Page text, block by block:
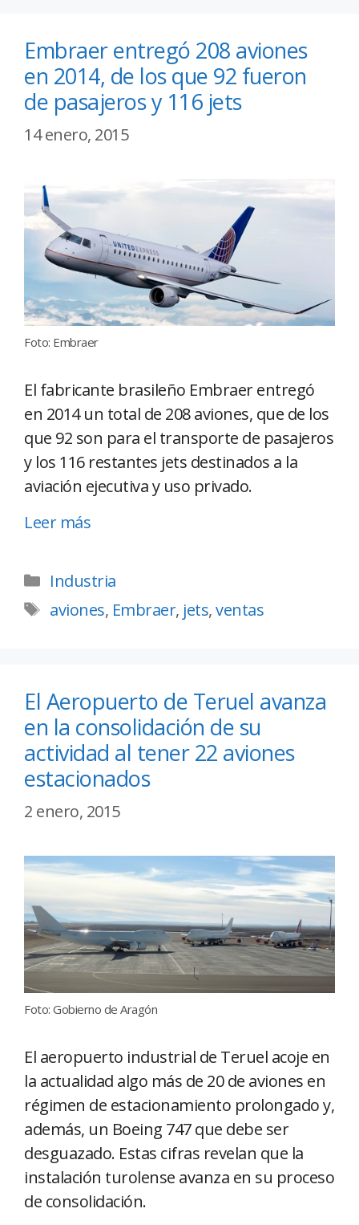
Embraer entregó 208 aviones
en 2014, de los que 92 fueron
de pasajeros y 116 jets
14 enero, 2015
Foto: Embraer
El fabricante brasileño Embraer entregó
en 2014 un total de 208 aviones, que de los
que 92 son para el transporte de pasajeros
y los 116 restantes jets destinados a la
aviación ejecutiva y uso privado.
Leer más
Industria
aviones, Embraer, jets,ventas
El Aeropuerto de Teruel avanza
en la consolidación de su
actividad al tener 22 aviones
estacionados
2 enero, 2015
Foto: Gobierno de Aragón
El aeropuerto industrial de Teruel acoje en
la actualidad algo más de 20 de aviones en
régimen de estacionamiento prolongado y,
además, un Boeing 747 que debe ser
desguazado. Estas cifras revelan que la
instalación turolense avanza en su proceso
de consolidación.